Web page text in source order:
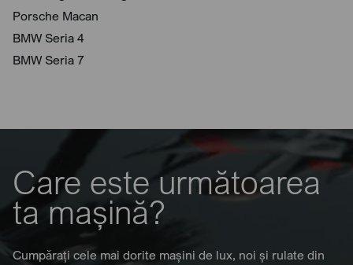
Porsche Macan
BMW Seria 4
BMW Seria 7
Care este următoarea
ta mașină?
Cumpărați cele mai dorite mașini de lux, noi și rulate din